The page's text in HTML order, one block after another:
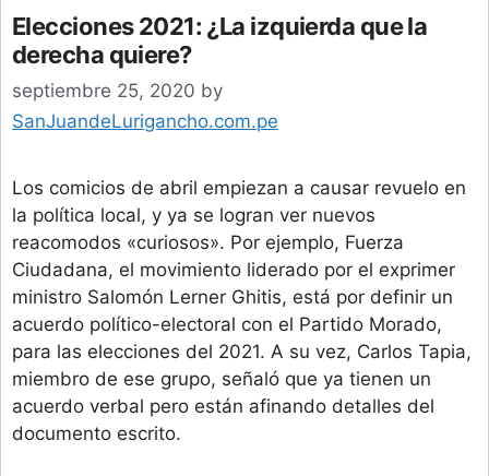
Elecciones 2021: ¿La izquierda que la
derecha quiere?
septiembre 25, 2020 by
SanJuandeLurigancho.com.pe
Los comicios de abril empiezan a causar revuelo en
la política local, y ya se logran ver nuevos
reacomodos «curiosos». Por ejemplo, Fuerza
Ciudadana, el movimiento liderado por el exprimer
ministro Salomón Lerner Ghitis, está por definir un
acuerdo político-electoral con el Partido Morado,
para las elecciones del 2021. A su vez, Carlos Tapia,
miembro de ese grupo, señaló que ya tienen un
acuerdo verbal pero están afinando detalles del
documento escrito.